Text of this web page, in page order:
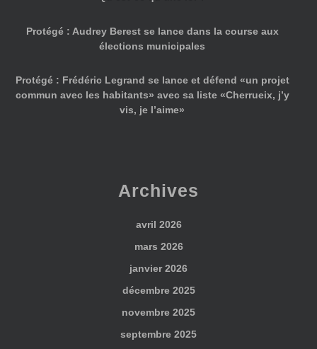
Protégé : Audrey Berest se lance dans la course aux
élections municipales
Protégé : Frédéric Legrand se lance et défend «un projet
commun avec les habitants» avec sa liste «Cherrueix, j’y
vis, je l’aime»
Archives
avril 2026
mars 2026
janvier 2026
décembre 2025
novembre 2025
septembre 2025